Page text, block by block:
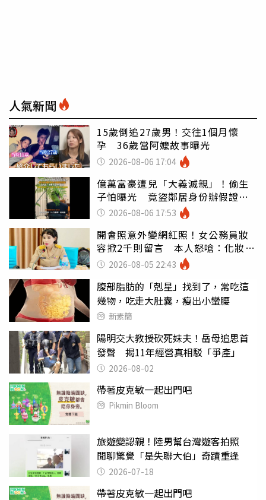
人氣新聞
15歲倒追27歲男！交往1個月懷
孕 36歲當阿嬤故事曝光
2026-08-06 17:04
億萬富豪遭兒「大義滅親」！偷生
子怕曝光 竟盜鄰居身份辦假證落
戶 2026-08-06 17:53
開會照意外變網紅照！女公務員妝
容掀2千則留言 本人怒嗆：化妝有
錯嗎2026-08-05 22:43
腹部脂肪的「剋星」找到了，常吃這
幾物，吃走大肚囊，瘦出小蠻腰
新素簡
陽明交大教授砍死妹夫！岳母追思首
發聲 揭11年經營真相駁「爭產」
2026-08-02
帶著皮克敏一起出門吧
Pikmin Bloom
旅遊變認親！陸男幫台灣遊客拍照
閒聊驚覺「是失聯大伯」奇蹟重逢
2026-07-18
帶著皮克敏一起出門吧